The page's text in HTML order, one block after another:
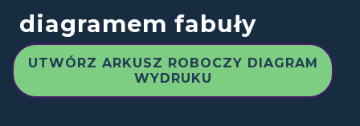
diagramem fabuły
UTWÓRZ ARKUSZ ROBOCZY DIAGRAM
WYDRUKU